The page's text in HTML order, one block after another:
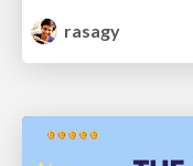
rasagy